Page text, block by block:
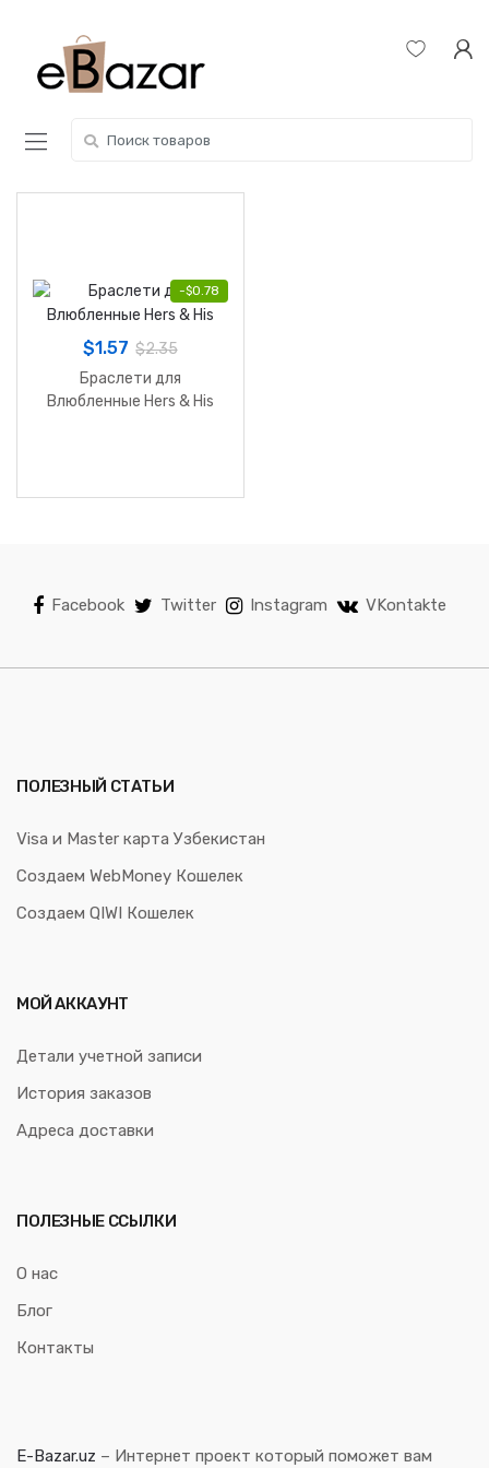
navigation
content
for:
-$0.78
$1.57 $2.35
Браслети для
Влюбленные Hers & His
Facebook Twitter Instagram VKontakte
ПОЛЕЗНЫЙ СТАТЬИ
Visa и Master карта Узбекистан
Создаем WebMoney Кошелек
Создаем QIWI Кошелек
МОЙ АККАУНТ
Детали учетной записи
История заказов
Адреса доставки
ПОЛЕЗНЫЕ ССЫЛКИ
О нас
Блог
Контакты
E-Bazar.uz – Интернет проект который поможет вам